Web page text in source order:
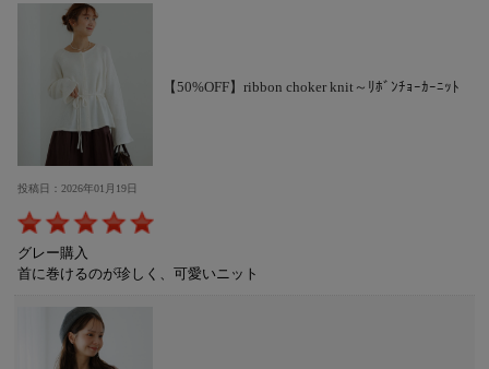
【50%OFF】ribbon choker knit～ﾘﾎﾞﾝﾁｮｰｶｰﾆｯﾄ
投稿日：2026年01月19日
グレー購入
首に巻けるのが珍しく、可愛いニット